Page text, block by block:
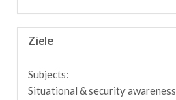
Ziele
Subjects:
Situational & security awareness